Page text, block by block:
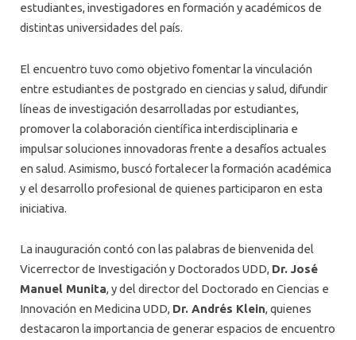
estudiantes, investigadores en formación y académicos de
distintas universidades del país.
El encuentro tuvo como objetivo fomentar la vinculación
entre estudiantes de postgrado en ciencias y salud, difundir
líneas de investigación desarrolladas por estudiantes,
promover la colaboración científica interdisciplinaria e
impulsar soluciones innovadoras frente a desafíos actuales
en salud. Asimismo, buscó fortalecer la formación académica
y el desarrollo profesional de quienes participaron en esta
iniciativa.
La inauguración contó con las palabras de bienvenida del
Vicerrector de Investigación y Doctorados UDD, Dr. José
Manuel Munita, y del director del Doctorado en Ciencias e
Innovación en Medicina UDD, Dr. Andrés Klein, quienes
destacaron la importancia de generar espacios de encuentro